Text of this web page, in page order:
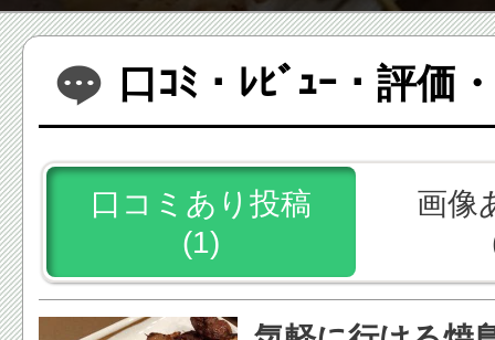
口ｺﾐ・ﾚﾋﾞｭｰ・評価
口コミあり投稿
(1)
画像